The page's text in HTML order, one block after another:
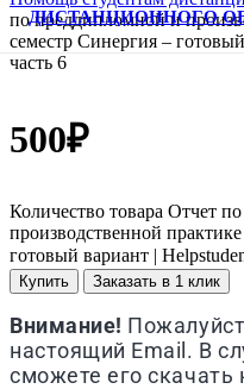
ДИСТАНЦИОННОГО
по преддипломной и
семестр Синергия –
часть 6
500₽
Количество товара Отчет
производственной
готовый вариант |
Купить Заказать в 1 клик
Внимание!
настоящий Email. В
сможете его скачать